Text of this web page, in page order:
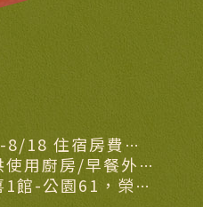
18 住宿房費
以上即可憑收據
換童玩節門票乙張
使用廚房/早餐外
排隊名店早餐
1館-公園61，榮獲